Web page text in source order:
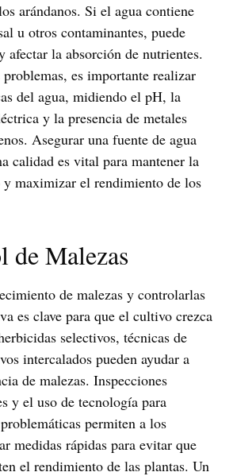
arándanos. Si el agua contiene
u otros contaminantes, puede
afectar la absorción de nutrientes.
es importante realizar
del agua, midiendo el pH, la
y la presencia de metales
Asegurar una fuente de agua
calidad es vital para mantener la
maximizar el rendimiento de los
de Malezas
de malezas y controlarlas
es clave para que el cultivo crezca
selectivos, técnicas de
intercalados pueden ayudar a
de malezas. Inspecciones
y el uso de tecnología para
permiten a los
medidas rápidas para evitar que
el rendimiento de las plantas. Un